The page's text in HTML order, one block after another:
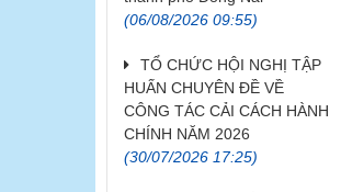
(06/08/2026 09:55)
TỔ CHỨC HỘI NGHỊ TẬP
HUẤN CHUYÊN ĐỀ VỀ
CÔNG TÁC CẢI CÁCH HÀNH
CHÍNH NĂM 2026
(30/07/2026 17:25)